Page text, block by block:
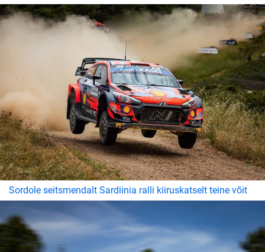
Sordole seitsmendalt Sardiinia ralli kiiruskatselt teine võit